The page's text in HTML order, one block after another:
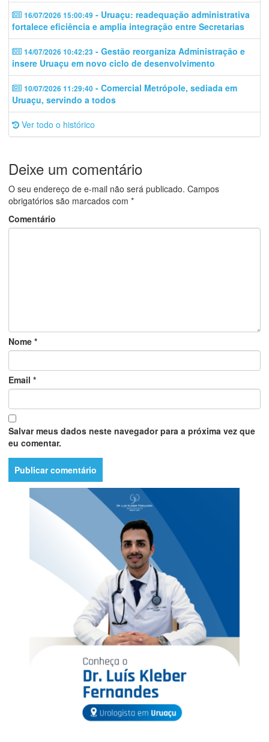
16/07/2026 15:00:49 - Uruaçu: readequação administrativa
fortalece eficiência e amplia integração entre Secretarias
14/07/2026 10:42:23 - Gestão reorganiza Administração e
insere Uruaçu em novo ciclo de desenvolvimento
10/07/2026 11:29:40 - Comercial Metrópole, sediada em
Uruaçu, servindo a todos
Ver todo o histórico
Deixe um comentário
O seu endereço de e-mail não será publicado. Campos
obrigatórios são marcados com *
Comentário
Nome *
Email *
Salvar meus dados neste navegador para a próxima vez que
eu comentar.